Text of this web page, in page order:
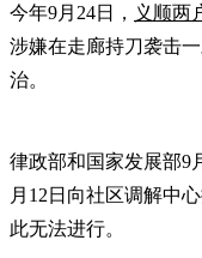
今年9月24日， 义顺两
涉嫌在走廊持刀袭击
治。
律政部和国家发展部9
月12日向社区调解中
此无法进行。